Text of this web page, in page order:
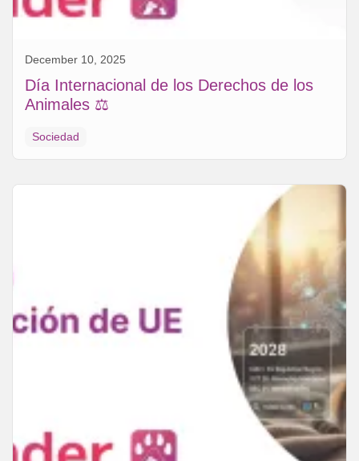
December 10, 2025
Día Internacional de los Derechos de los
Animales ⚖️
Sociedad